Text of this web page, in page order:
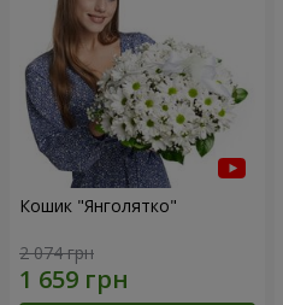
Кошик "Янголятко"
2 074 грн